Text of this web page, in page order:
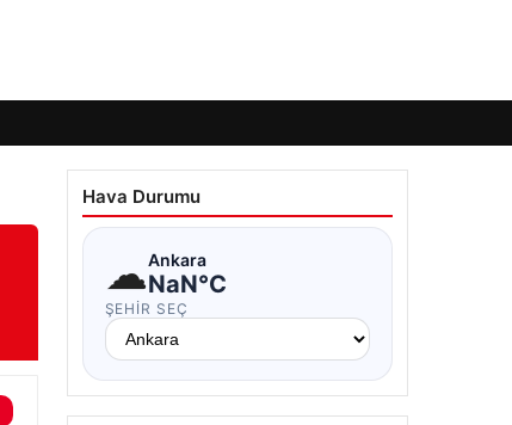
Hava Durumu
☁Ankara
NaN°C
ŞEHIR SEÇ